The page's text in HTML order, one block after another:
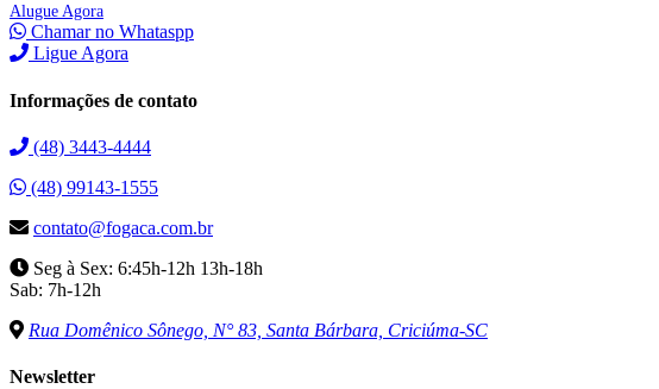
Alugue Agora
Chamar no Whataspp
Ligue Agora
Informações de contato
(48) 3443-4444
(48) 99143-1555
contato@fogaca.com.br
Seg à Sex: 6:45h-12h 13h-18h
Sab: 7h-12h
Rua Domênico Sônego, N° 83, Santa Bárbara, Criciúma-SC
Newsletter